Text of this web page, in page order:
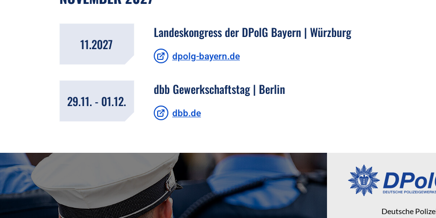
11.2027
Landeskongress der DPolG Bayern | Würzburg
dpolg-bayern.de
29.11. - 01.12.
dbb Gewerkschaftstag | Berlin
dbb.de
Deutsche